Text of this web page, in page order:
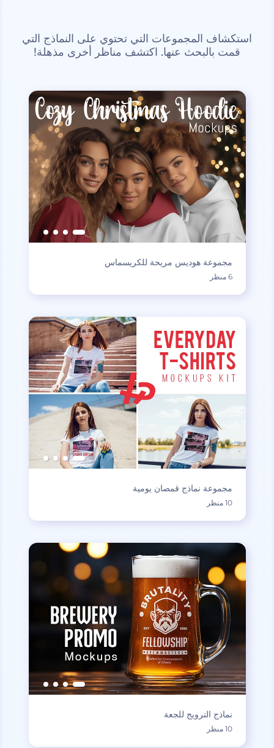
استكشاف المجموعات التي تحتوي على النماذج التي
قمت بالبحث عنها. اكتشف مناظر أخرى مذهلة!
مجموعة هوديس مريحة للكريسماس
6 منظر
مجموعة نماذج قمصان يومية
10 منظر
نماذج الترويج للجعة
10 منظر